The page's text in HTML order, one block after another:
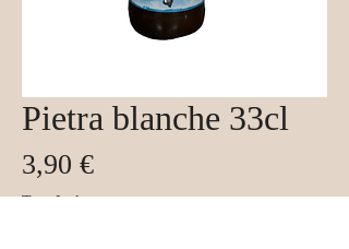
Pietra blanche 33cl
3,90 €Prix
Taxe Incluse